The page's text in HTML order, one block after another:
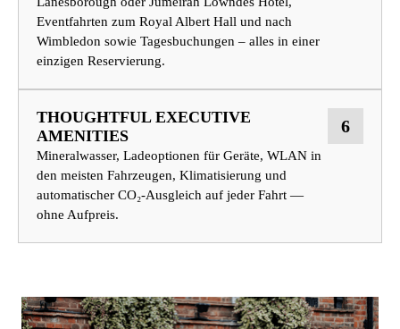
Eventfahrten zum Royal Albert Hall und nach
Wimbledon sowie Tagesbuchungen – alles in einer
einzigen Reservierung.
THOUGHTFUL EXECUTIVE
AMENITIES
Mineralwasser, Ladeoptionen für Geräte, WLAN in
den meisten Fahrzeugen, Klimatisierung und
automatischer CO₂-Ausgleich auf jeder Fahrt —
ohne Aufpreis.
6